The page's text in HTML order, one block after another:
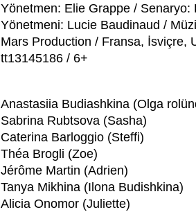
Yönetmen: Elie Grappe /
Yönetmeni: Lucie Baudinaud /
Mars Production / Fransa, İsviçre,
tt13145186 / 6+
Anastasiia Budiashkina (Olga
Sabrina Rubtsova (Sasha)
Caterina Barloggio (Steffi)
Théa Brogli (Zoe)
Jérôme Martin (Adrien)
Tanya Mikhina (Ilona Budishkina)
Alicia Onomor (Juliette)